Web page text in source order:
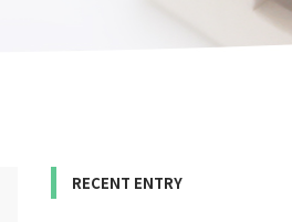
RECENT ENTRY